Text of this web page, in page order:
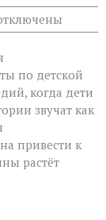
по детской
когда дети
звучат как
привести к
растёт